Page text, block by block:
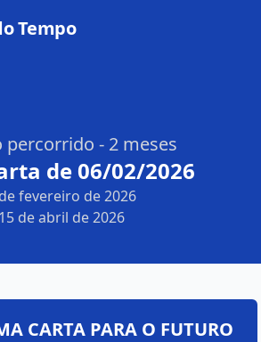
Tempo
percorrido - 2 meses
de 06/02/2026
fevereiro de 2026
15 de abril de 2026
CARTA PARA O FUTURO